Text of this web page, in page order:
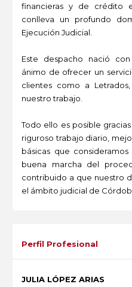
financieras y de crédito
conlleva un profundo
Ejecución Judicial.
Este despacho nació
ánimo de ofrecer un
clientes como a
nuestro trabajo.
Todo ello es posible
riguroso trabajo diario,
básicas que
buena marcha del
contribuido a que nuestro
el ámbito judicial de
Perfil Profesional
JULIA LÓPEZ ARIAS